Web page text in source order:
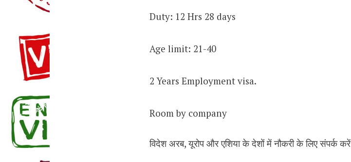
Duty: 12 Hrs 28 days
Age limit: 21-40
2 Years Employment visa.
Room by company
विदेश अरब, यूरोप और एशिया के देशों में नौकरी के लिए संपर्क करें